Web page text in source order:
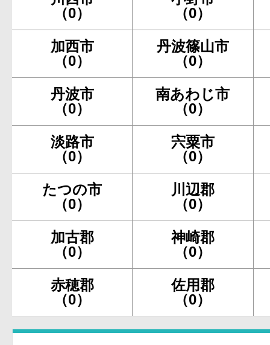
（0）
（0）
加西市
（0）
丹波篠山市
（0）
丹波市
（0）
南あわじ市
（0）
淡路市
（0）
宍粟市
（0）
たつの市
（0）
川辺郡
（0）
加古郡
（0）
神崎郡
（0）
赤穂郡
（0）
佐用郡
（0）